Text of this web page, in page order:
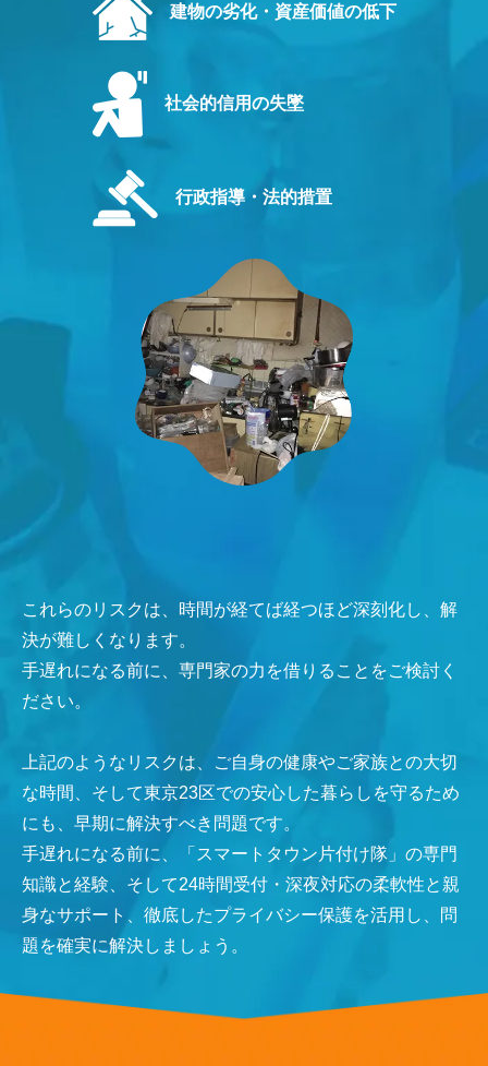
建物の劣化・資産価値の低下
社会的信用の失墜
行政指導・法的措置
これらのリスクは、時間が経てば経つほど深刻化し、解
決が難しくなります。
手遅れになる前に、専門家の力を借りることをご検討く
ださい。
上記のようなリスクは、ご自身の健康やご家族との大切
な時間、そして東京23区での安心した暮らしを守るため
にも、早期に解決すべき問題です。
手遅れになる前に、「スマートタウン片付け隊」の専門
知識と経験、そして24時間受付・深夜対応の柔軟性と親
身なサポート、徹底したプライバシー保護を活用し、問
題を確実に解決しましょう。